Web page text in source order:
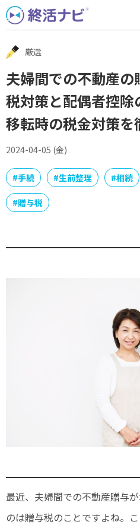
Skip
to
content
厳選
夫婦間での不動産
税対策と配偶者控除
移転時の税金対策を
2024-04-05 (金)
#手続 #生前整理 #相続
#贈与税
最近、夫婦間での不動産贈与
のは贈与税のことですよね。